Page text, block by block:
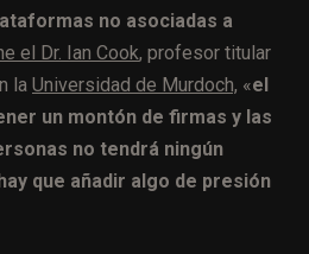
no asociadas a
el Dr. Ian Cook, profesor titular
la Universidad de Murdoch, «el
un montón de firmas y las
no tendrá ningún
que añadir algo de presión